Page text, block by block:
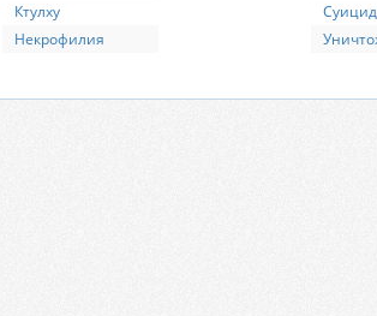
Ктулху
Некрофилия
Суицид